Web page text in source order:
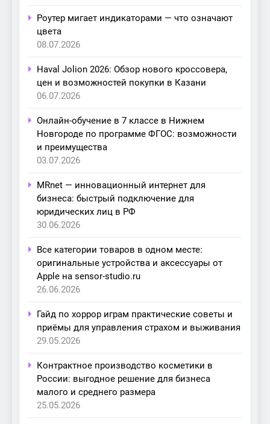
Роутер мигает индикаторами — что означают
цвета
08.07.2026
Haval Jolion 2026: Обзор нового кроссовера,
цен и возможностей покупки в Казани
06.07.2026
Онлайн-обучение в 7 классе в Нижнем
Новгороде по программе ФГОС: возможности
и преимущества
03.07.2026
MRnet — инновационный интернет для
бизнеса: быстрый подключение для
юридических лиц в РФ
30.06.2026
Все категории товаров в одном месте:
оригинальные устройства и аксессуары от
Apple на sensor-studio.ru
26.06.2026
Гайд по хоррор играм практические советы и
приёмы для управления страхом и выживания
29.05.2026
Контрактное производство косметики в
России: выгодное решение для бизнеса
малого и среднего размера
25.05.2026